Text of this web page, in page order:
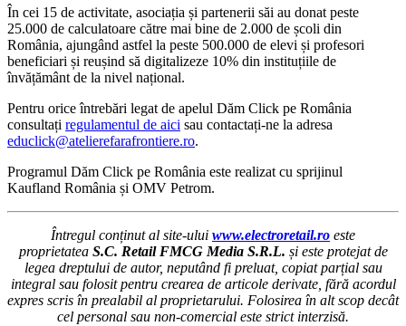
În cei 15 de activitate, asociația și partenerii săi au donat peste
25.000 de calculatoare către mai bine de 2.000 de școli din
România, ajungând astfel la peste 500.000 de elevi și profesori
beneficiari și reușind să digitalizeze 10% din instituțiile de
învățământ de la nivel național.
Pentru orice întrebări legat de apelul Dăm Click pe România
consultați regulamentul de aici sau contactați-ne la adresa
educlick@atelierefarafrontiere.ro.
Programul Dăm Click pe România este realizat cu sprijinul
Kaufland România și OMV Petrom.
Întregul conținut al site-ului www.electroretail.ro este
proprietatea S.C. Retail FMCG Media S.R.L. și este protejat de
legea dreptului de autor, neputând fi preluat, copiat parțial sau
integral sau folosit pentru crearea de articole derivate, fără acordul
expres scris în prealabil al proprietarului. Folosirea în alt scop decât
cel personal sau non-comercial este strict interzisă.